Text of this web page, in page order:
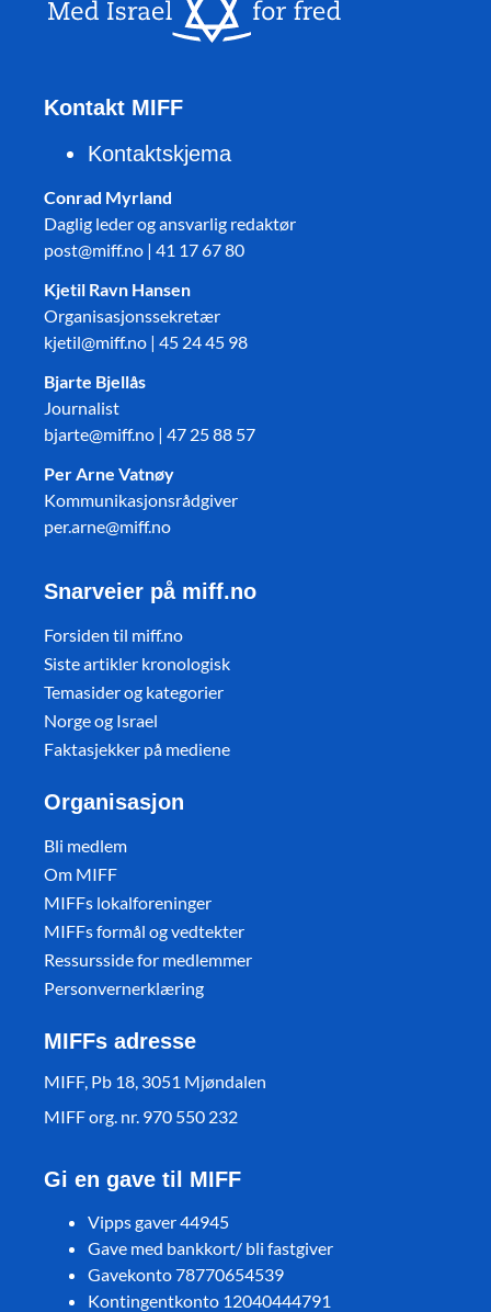
Kontakt MIFF
Kontaktskjema
Conrad Myrland
Daglig leder og ansvarlig redaktør
post@miff.no | 41 17 67 80
Kjetil Ravn Hansen
Organisasjonssekretær
kjetil@miff.no | 45 24 45 98
Bjarte Bjellås
Journalist
bjarte@miff.no | 47 25 88 57
Per Arne Vatnøy
Kommunikasjonsrådgiver
per.arne@miff.no
Snarveier på miff.no
Forsiden til miff.no
Siste artikler kronologisk
Temasider og kategorier
Norge og Israel
Faktasjekker på mediene
Organisasjon
Bli medlem
Om MIFF
MIFFs lokalforeninger
MIFFs formål og vedtekter
Ressursside for medlemmer
Personvernerklæring
MIFFs adresse
MIFF, Pb 18, 3051 Mjøndalen
MIFF org. nr. 970 550 232
Gi en gave til MIFF
Vipps gaver 44945
Gave med bankkort/ bli fastgiver
Gavekonto 78770654539
Kontingentkonto 12040444791